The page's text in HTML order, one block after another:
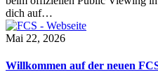
dich auf…
Mai 22, 2026
Willkommen auf der neuen